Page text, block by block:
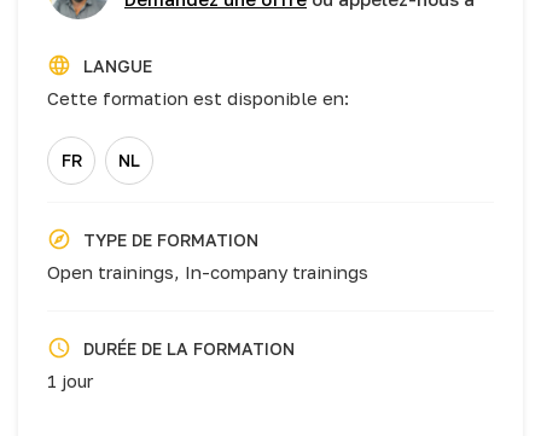
LANGUE
Cette formation est disponible en:
FR NL
TYPE DE FORMATION
Open trainings, In-company trainings
DURÉE DE LA FORMATION
1 jour